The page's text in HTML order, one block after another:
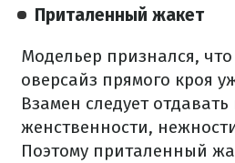
Приталенный жакет
Модельер признался,
оверсайз прямого кроя
Взамен следует
женственности,
Поэтому приталенный